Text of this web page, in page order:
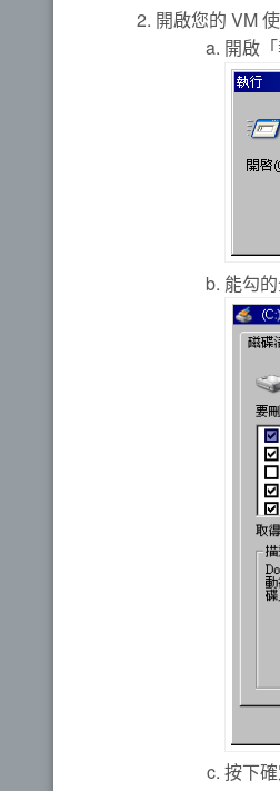
開啟您的 VM
開啟
能勾
按下